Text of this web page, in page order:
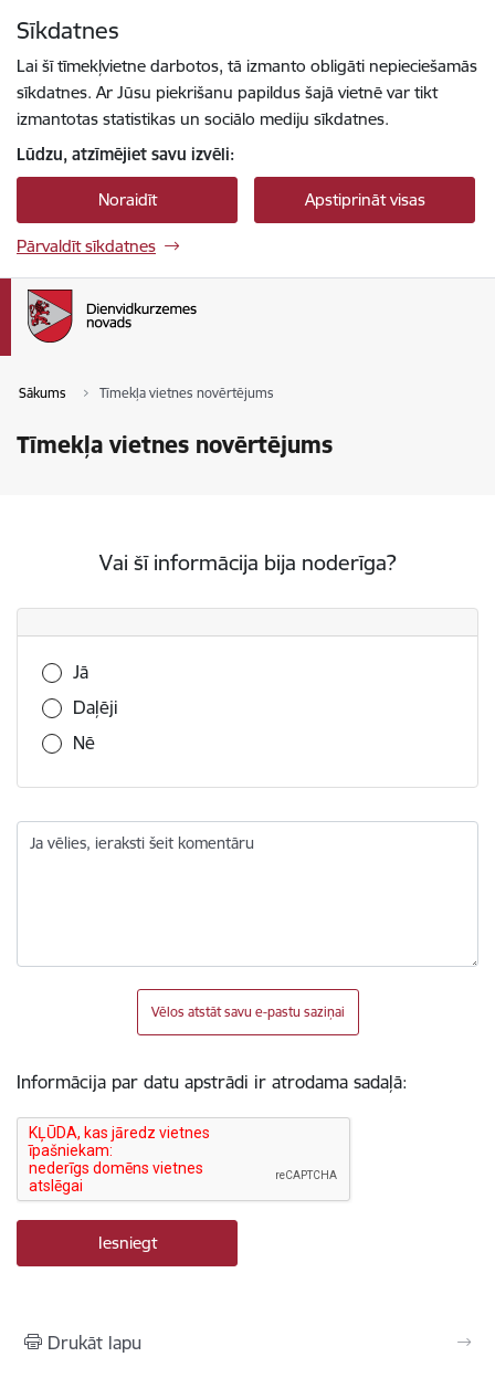
Sīkdatnes
Lai šī tīmekļvietne darbotos, tā izmanto obligāti nepieciešamās
sīkdatnes. Ar Jūsu piekrišanu papildus šajā vietnē var tikt
izmantotas statistikas un sociālo mediju sīkdatnes.
Lūdzu, atzīmējiet savu izvēli:
Noraidīt Apstiprināt visas
Pārvaldīt sīkdatnes
Sākums Tīmekļa vietnes novērtējums
Tīmekļa vietnes novērtējums
Vai šī informācija bija noderīga?
Vai šī informācija bija noderīga?
Jā
Daļēji
Nē
Ja vēlies, ieraksti šeit komentāru
Vēlos atstāt savu e-pastu saziņai
Informācija par datu apstrādi ir atrodama sadaļā:
Drukāt lapu